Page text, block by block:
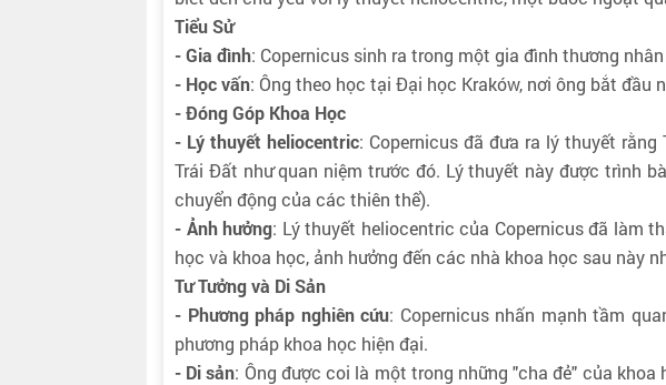
Tiểu Sử
- Gia đình: Copernicus sinh ra trong một gia đình thương
- Học vấn: Ông theo học tại Đại học Kraków, nơi ông bắt đầu
- Đóng Góp Khoa Học
- Lý thuyết heliocentric: Copernicus đã đưa ra lý thuyết
Trái Đất như quan niệm trước đó. Lý thuyết này được trình
chuyển động của các thiên thể).
- Ảnh hưởng: Lý thuyết heliocentric của Copernicus đã làm
học và khoa học, ảnh hưởng đến các nhà khoa học sau này
Tư Tưởng và Di Sản
- Phương pháp nghiên cứu: Copernicus nhấn mạnh tầm
phương pháp khoa học hiện đại.
- Di sản: Ông được coi là một trong những "cha đẻ" của